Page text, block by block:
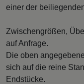
einer der
Zwischengrößen,
auf Anfrage.
Die oben
sich auf die reine
Endstücke.